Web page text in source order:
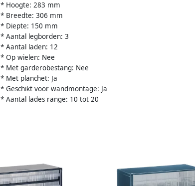
* Hoogte: 283 mm
* Breedte: 306 mm
* Diepte: 150 mm
* Aantal legborden: 3
* Aantal laden: 12
* Op wielen: Nee
* Met garderobestang: Nee
* Met planchet: Ja
* Geschikt voor wandmontage: Ja
* Aantal lades range: 10 tot 20